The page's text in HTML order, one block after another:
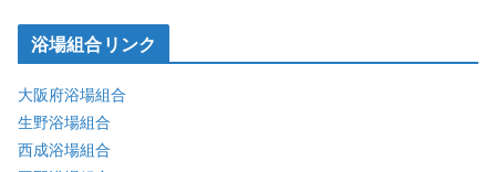
浴場組合リンク
大阪府浴場組合
生野浴場組合
西成浴場組合